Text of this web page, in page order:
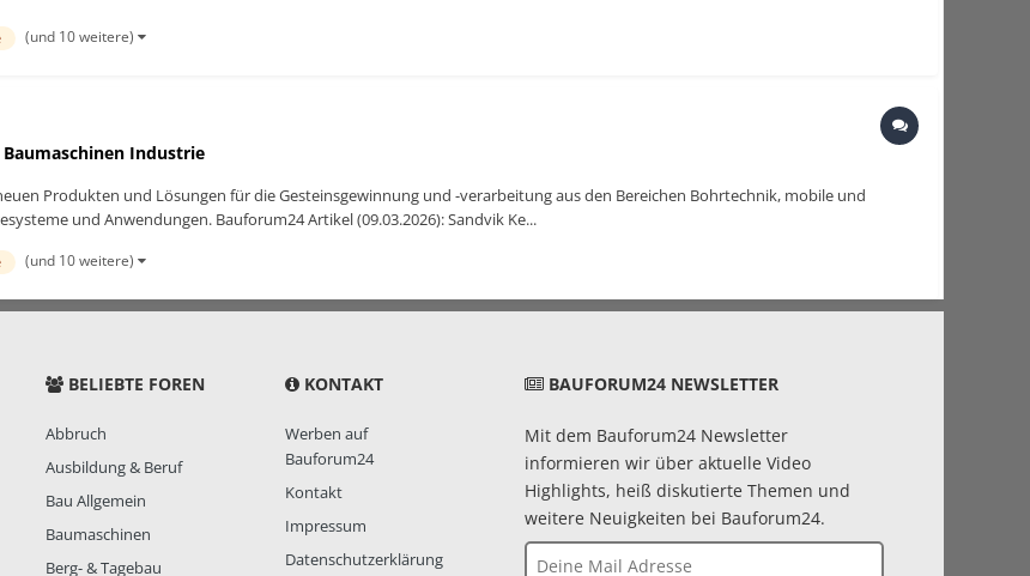
(und 10 weitere)
Baumaschinen Industrie
Produkten und Lösungen für die Gesteinsgewinnung und -verarbeitung aus den Bereichen Bohrtechnik, mobile und
und Anwendungen. Bauforum24 Artikel (09.03.2026): Sandvik Ke...
(und 10 weitere)
BELIEBTE FOREN
Abbruch
Ausbildung & Beruf
Bau Allgemein
Baumaschinen
Berg- & Tagebau
KONTAKT
Werben auf
Bauforum24
Kontakt
Impressum
Datenschutzerklärung
BAUFORUM24 NEWSLETTER
Mit dem Bauforum24 Newsletter
informieren wir über aktuelle Video
Highlights, heiß diskutierte Themen und
weitere Neuigkeiten bei Bauforum24.